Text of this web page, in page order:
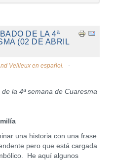
DE LA 4ª
(02 DE ABRIL
Veilleux en español.
la 4ª semana de Cuaresma
una historia con una frase
pero que está cargada
He aquí algunos